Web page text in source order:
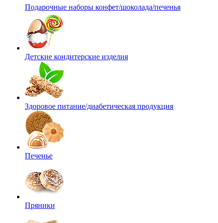
Подарочные наборы конфет/шоколада/печенья
Детские кондитерские изделия
Здоровое питание/диабетическая продукция
Печенье
Пряники